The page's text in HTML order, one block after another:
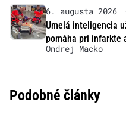
6. augusta 2026
Umelá inteligencia
pomáha pri infarkte
Ondrej Macko
Podobné články